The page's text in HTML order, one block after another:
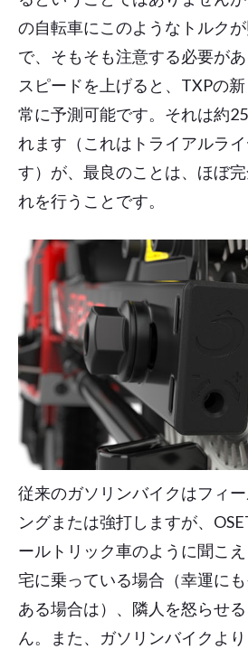
の自転車にこのようなトルク
で、そもそも注意する必要があ
スピードを上げると、TXPの
常に予測可能です。それは約
れます（これはトライアルラ
す）が、最良のことは、ほぼ
れを行うことです。
従来のガソリンバイクはフィ
ングまたは強打しますが、
ールトリック車のように聞こ
宅に乗っている場合（幸運に
ある場合は）、隣人を怒らせ
ん。また、ガソリンバイクよ